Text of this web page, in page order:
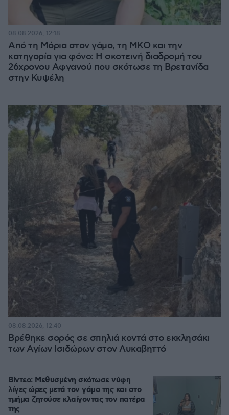
Από τη Μόρια στον γάμο, τη ΜΚΟ και την
κατηγορία για φόνο: Η σκοτεινή διαδρομή του
26χρονου Αφγανού που σκότωσε τη Βρετανίδα
στην Κυψέλη
08.08.2026, 12:18
Βρέθηκε σορός σε σπηλιά κοντά στο εκκλησάκι
των Αγίων Ισιδώρων στον Λυκαβηττό
08.08.2026, 12:40
Βίντεο: Μεθυσμένη σκότωσε νύφη
λίγες ώρες μετά τον γάμο της και στο
τμήμα ζητούσε κλαίγοντας τον πατέρα
της